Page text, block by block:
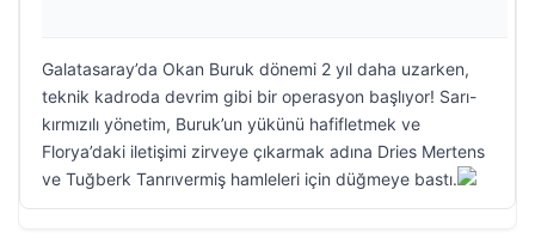
Galatasaray’da Okan Buruk dönemi 2 yıl daha uzarken,
teknik kadroda devrim gibi bir operasyon başlıyor! Sarı-
kırmızılı yönetim, Buruk’un yükünü hafifletmek ve
Florya’daki iletişimi zirveye çıkarmak adına Dries Mertens
ve Tuğberk Tanrıvermiş hamleleri için düğmeye bastı.